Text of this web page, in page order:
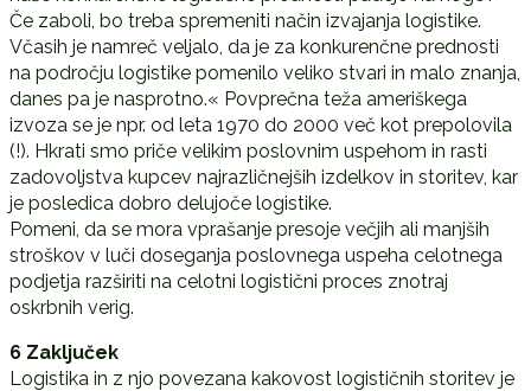
Če zaboli, bo treba spremeniti način izvajanja logistike.
Včasih je namreč veljalo, da je za konkurenčne prednosti
na področju logistike pomenilo veliko stvari in malo znanja,
danes pa je nasprotno.« Povprečna teža ameriškega
izvoza se je npr. od leta 1970 do 2000 več kot prepolovila
(!). Hkrati smo priče velikim poslovnim uspehom in rasti
zadovoljstva kupcev najrazličnejših izdelkov in storitev, kar
je posledica dobro delujoče logistike.
Pomeni, da se mora vprašanje presoje večjih ali manjših
stroškov v luči doseganja poslovnega uspeha celotnega
podjetja razširiti na celotni logistični proces znotraj
oskrbnih verig.
6 Zaključek
Logistika in z njo povezana kakovost logističnih storitev je